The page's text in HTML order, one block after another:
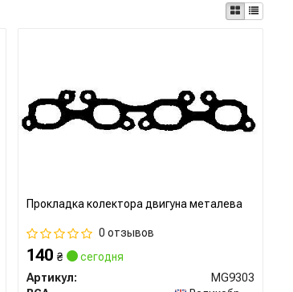
Прокладка колектора двигуна металева
0 отзывов
140₴
сегодня
Артикул:
MG9303